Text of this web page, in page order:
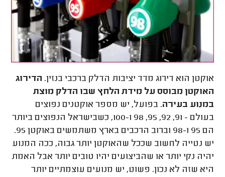
אוקטן הוא דירוג מדד יציבות הדלק ברכבי בנזין. הדירוג
האוקטן מבוסס על מידת הלחץ שבו הדלק מוצת
במנוע בעירה. בפועל, יש מספר אוקטנים נפוצים
בעולם - 91, 92, 95, 98 ו-100, כשבישראל הנפוצים ביותר
הם 95 ו-98 וברוב הרכבים בארץ משתמשים באוקטן 95.
יש נטייה לחשוב שככל שהאוקטן יותר גבוה, ככה המנוע
יהיה נקי יותר או שהביצועים יהיו טובים יותר אבל האמת
היא שזה לא נכון. פשוט, יש מנועים עוצמתיים יותר